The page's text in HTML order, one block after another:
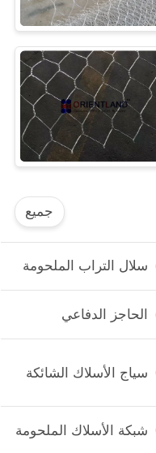
جميع
سلال التراب الملحومة
الحاجز الدفاعي
سياج الأسلاك الشائكة
شبكة الأسلاك الملحومة